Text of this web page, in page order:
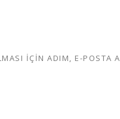
IÇIN ADIM, E-POSTA